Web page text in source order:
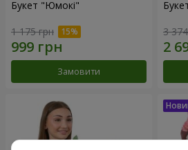
Букет "Юмокі"
1 175 грн
Замовити
3